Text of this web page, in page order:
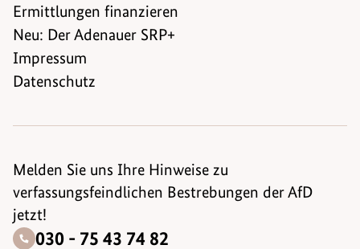
Ermittlungen finanzieren
Neu: Der Adenauer SRP+
Impressum
Datenschutz
Melden Sie uns Ihre Hinweise zu
verfassungsfeindlichen Bestrebungen der AfD
jetzt!
030 - 75 43 74 82